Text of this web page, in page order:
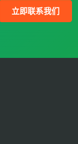
立即联系我们